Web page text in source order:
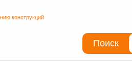
конструкций
Поиск